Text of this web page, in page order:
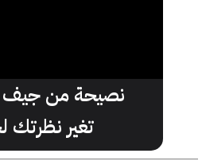
نصيحة من جيف
تغير نظرتك